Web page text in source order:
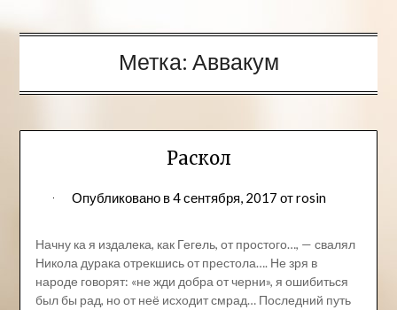
Метка: Аввакум
Раскол
Опубликовано в4 сентября, 2017 отrosin
Начну ка я издалека, как Гегель, от простого…, — свалял
Никола дурака отрекшись от престола…. Не зря в
народе говорят: «не жди добра от черни», я ошибиться
был бы рад, но от неё исходит смрад… Последний путь